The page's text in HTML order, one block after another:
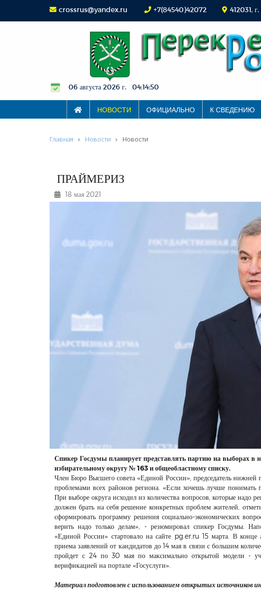
crossrus@yandex.ru +7(84540)42072 412031, г.
06 августа 2026 г. 04:14:51
НОВОСТИ ОФИЦИАЛЬНО К СВЕДЕНИЮ
Главная Новости Новости
ПРАЙМЕРИЗ
18 мая 2021
Спикер Госдумы планирует представлять партию на выборах
избирательному округу № 163 и общеобластному списку.
Член Бюро Высшего совета «Единой России», председатель нижней
проблемами всех районов региона. «Если хочешь лучше понимать
При выборе округа исходил из количества вопросов, которые надо
должен брать на себя решение конкретных проблем жителей,
сформировать программу решения социально-экономических
верить надо только делам», - резюмировал спикер Госдумы.
«Единой России» стартовало на сайте pg.er.ru 15 марта. В
приема заявлений от кандидатов до 14 мая в связи с большим
пройдет с 24 по 30 мая по максимально открытой модели -
верификацией на портале «Госуслуги».
Материал подготовлен с использованием открытых источников